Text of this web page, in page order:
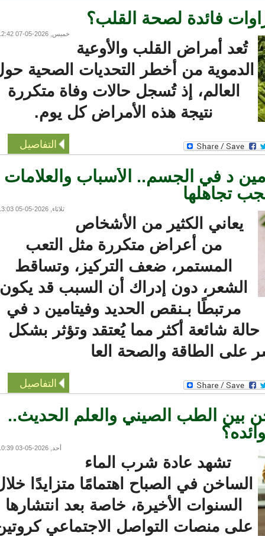
فائدة لصحة القلب؟
خميس, 2026-05-07 12:42
تُعد أمراض القلب والأوعية
من أخطر التحديات الصحية حول
العالم، إذ تُسجل حالات وفاة متكررة
نتيجة هذه الأمراض كل يوم.
التفاصيل
د في الجسم.. الأسباب والعلامات
تجاهلها
ثلاثاء, 2026-05-05 13:03
يعاني الكثير من الأشخاص
من أعراض متكررة مثل التعب
المستمر، ضعف التركيز، وتساقط
الشعر، دون إدراك أن السبب قد يكون
مرتبطًا بـنقص الحديد وفيتامين د في
شائعة أكثر مما يُعتقد وتؤثر بشكل
الطاقة والصحة العا
التفاصيل
الطب الصيني والعلم الحديث..
تشهد عادة شرب الماء
في الصباح اهتمامًا متزايدًا خلال
السنوات الأخيرة، خاصة بعد انتشارها
على منصات التواصل الاجتماعي كروتين